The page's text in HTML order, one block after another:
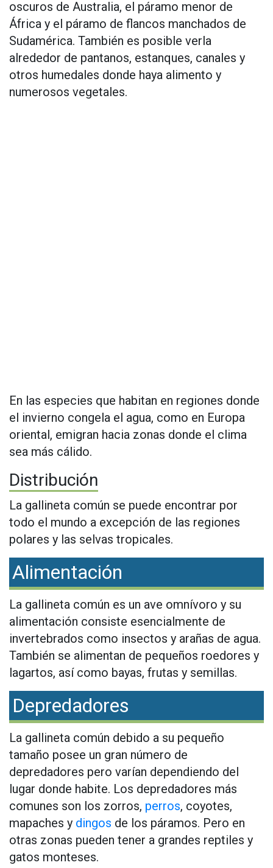
oscuros de Australia, el páramo menor de
África y el páramo de flancos manchados de
Sudamérica. También es posible verla
alrededor de pantanos, estanques, canales y
otros humedales donde haya alimento y
numerosos vegetales.
En las especies que habitan en regiones donde
el invierno congela el agua, como en Europa
oriental, emigran hacia zonas donde el clima
sea más cálido.
Distribución
La gallineta común se puede encontrar por
todo el mundo a excepción de las regiones
polares y las selvas tropicales.
Alimentación
La gallineta común es un ave omnívoro y su
alimentación consiste esencialmente de
invertebrados como insectos y arañas de agua.
También se alimentan de pequeños roedores y
lagartos, así como bayas, frutas y semillas.
Depredadores
La gallineta común debido a su pequeño
tamaño posee un gran número de
depredadores pero varían dependiendo del
lugar donde habite. Los depredadores más
comunes son los zorros, perros, coyotes,
mapaches y dingos de los páramos. Pero en
otras zonas pueden tener a grandes reptiles y
gatos monteses.